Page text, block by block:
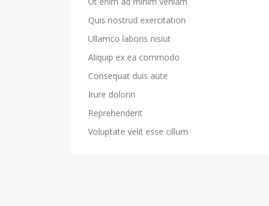
Quis nostrud exercitation
Ullamco laboris nisiut
Aliquip ex ea commodo
Consequat duis aute
Irure dolorin
Reprehenderit
Voluptate velit esse cillum